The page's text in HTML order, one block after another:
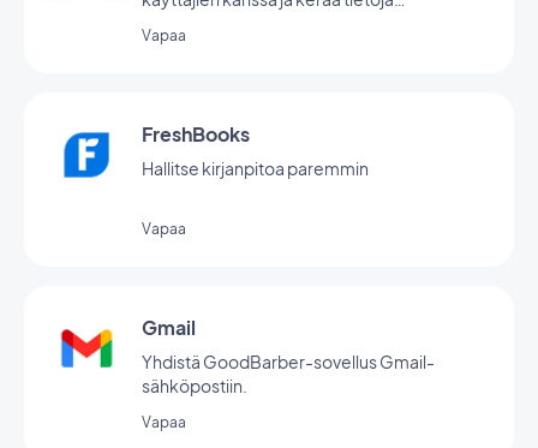
Vapaa
FreshBooks
Hallitse kirjanpitoa paremmin
Vapaa
Gmail
Yhdistä GoodBarber-sovellus Gmail-
sähköpostiin.
Vapaa